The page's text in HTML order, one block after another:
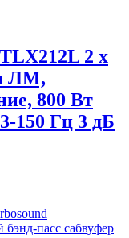
2 х
ЛМ,
800 Вт
150 Гц 3 дБ